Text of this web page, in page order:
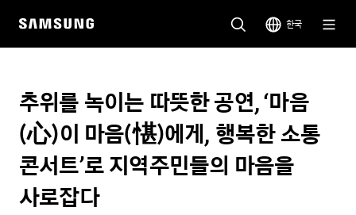
한국
추위를 녹이는 따뜻한 공연, ‘마음
(心)이 마음(愖)에게, 행복한 소통
콘서트’로 지역주민들의 마음을
사로잡다